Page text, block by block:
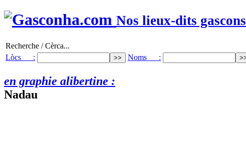
Nos lieux-dits gascons
Recherche / Cèrca...
Lòcs :
Noms :
en graphie alibertine :
Nadau